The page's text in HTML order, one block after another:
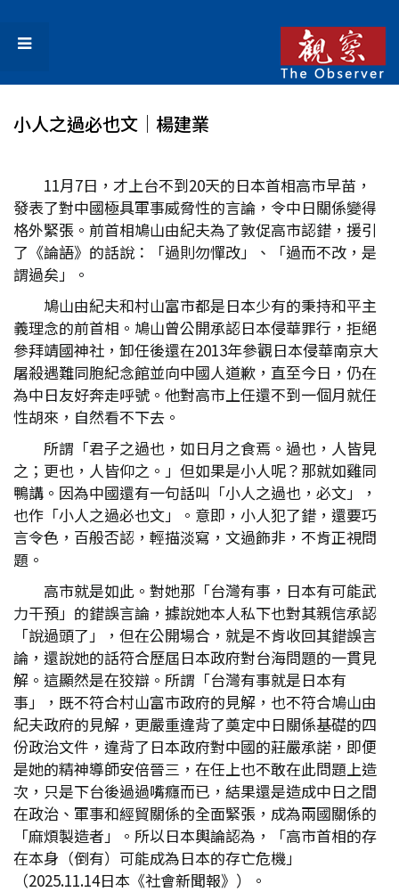
小人之過必也文│楊建業
11月7日，才上台不到20天的日本首相高市早苗，
發表了對中國極具軍事威脅性的言論，令中日關係變得
格外緊張。前首相鳩山由紀夫為了敦促高市認錯，援引
了《論語》的話說：「過則勿憚改」、「過而不改，是
謂過矣」。
鳩山由紀夫和村山富市都是日本少有的秉持和平主
義理念的前首相。鳩山曾公開承認日本侵華罪行，拒絕
參拜靖國神社，卸任後還在2013年參觀日本侵華南京大
屠殺遇難同胞紀念館並向中國人道歉，直至今日，仍在
為中日友好奔走呼號。他對高市上任還不到一個月就任
性胡來，自然看不下去。
所謂「君子之過也，如日月之食焉。過也，人皆見
之；更也，人皆仰之。」但如果是小人呢？那就如雞同
鴨講。因為中國還有一句話叫「小人之過也，必文」，
也作「小人之過必也文」。意即，小人犯了錯，還要巧
言令色，百般否認，輕描淡寫，文過飾非，不肯正視問
題。
高市就是如此。對她那「台灣有事，日本有可能武
力干預」的錯誤言論，據說她本人私下也對其親信承認
「說過頭了」，但在公開場合，就是不肯收回其錯誤言
論，還說她的話符合歷屆日本政府對台海問題的一貫見
解。這顯然是在狡辯。所謂「台灣有事就是日本有
事」，既不符合村山富市政府的見解，也不符合鳩山由
紀夫政府的見解，更嚴重違背了奠定中日關係基礎的四
份政治文件，違背了日本政府對中國的莊嚴承諾，即便
是她的精神導師安倍晉三，在任上也不敢在此問題上造
次，只是下台後過過嘴癮而已，結果還是造成中日之間
在政治、軍事和經貿關係的全面緊張，成為兩國關係的
「麻煩製造者」。所以日本輿論認為，「高市首相的存
在本身（倒有）可能成為日本的存亡危機」
（2025.11.14日本《社會新聞報》）。